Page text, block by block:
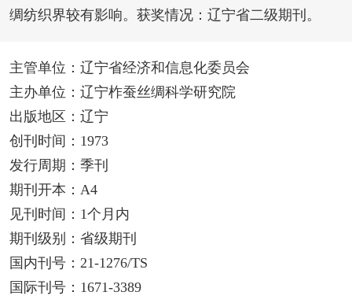
绸纺织界较有影响。获奖情况：辽宁省二级期刊。
主管单位：辽宁省经济和信息化委员会
主办单位：辽宁柞蚕丝绸科学研究院
出版地区：辽宁
创刊时间：1973
发行周期：季刊
期刊开本：A4
见刊时间：1个月内
期刊级别：省级期刊
国内刊号：21-1276/TS
国际刊号：1671-3389